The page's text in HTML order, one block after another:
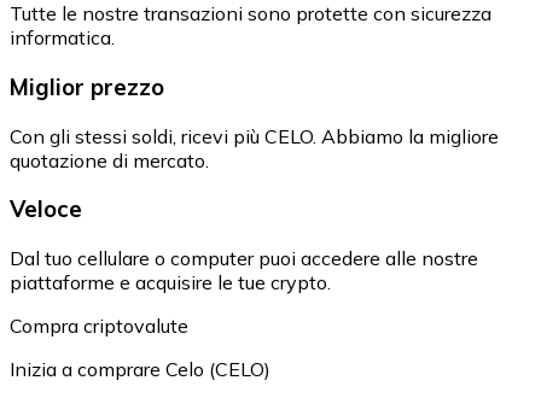
Tutte le nostre transazioni sono protette con sicurezza
informatica.
Miglior prezzo
Con gli stessi soldi, ricevi più CELO. Abbiamo la migliore
quotazione di mercato.
Veloce
Dal tuo cellulare o computer puoi accedere alle nostre
piattaforme e acquisire le tue crypto.
Compra criptovalute
Inizia a comprare Celo (CELO)